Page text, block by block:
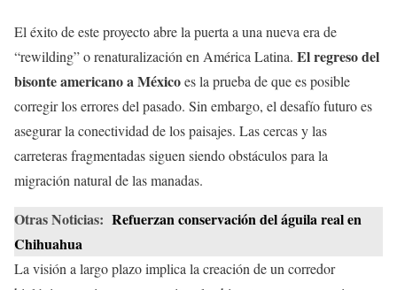
El éxito de este proyecto abre la puerta a una nueva era de
“rewilding” o renaturalización en América Latina. El regreso del
bisonte americano a Méxicoes la prueba de que es posible
corregir los errores del pasado. Sin embargo, el desafío futuro es
asegurar la conectividad de los paisajes. Las cercas y las
carreteras fragmentadas siguen siendo obstáculos para la
migración natural de las manadas.
Otras Noticias: Refuerzan conservación del águila real en
Chihuahua
La visión a largo plazo implica la creación de un corredor